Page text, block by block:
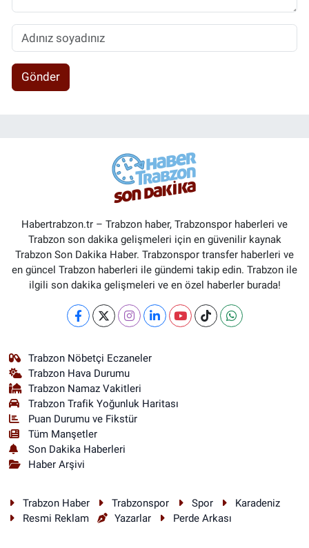
Gönder
Habertrabzon.tr – Trabzon haber, Trabzonspor haberleri ve
Trabzon son dakika gelişmeleri için en güvenilir kaynak
Trabzon Son Dakika Haber. Trabzonspor transfer haberleri ve
en güncel Trabzon haberleri ile gündemi takip edin. Trabzon ile
ilgili son dakika gelişmeleri ve en özel haberler burada!
Trabzon Nöbetçi Eczaneler
Trabzon Hava Durumu
Trabzon Namaz Vakitleri
Trabzon Trafik Yoğunluk Haritası
Puan Durumu ve Fikstür
Tüm Manşetler
Son Dakika Haberleri
Haber Arşivi
Trabzon Haber Trabzonspor Spor
Karadeniz
Resmi Reklam
Yazarlar Perde Arkası